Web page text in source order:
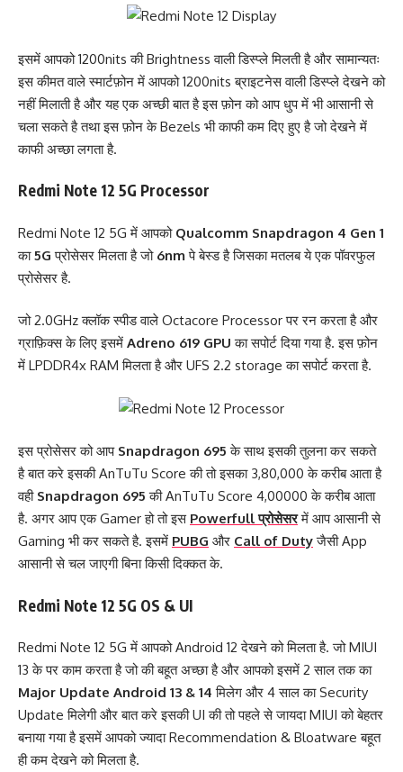
इसमें आपको 1200nits की Brightness वाली डिस्प्ले मिलती है और सामान्यतः
इस कीमत वाले स्मार्टफ़ोन में आपको 1200nits ब्राइटनेस वाली डिस्प्ले देखने को
नहीं मिलाती है और यह एक अच्छी बात है इस फ़ोन को आप धुप में भी आसानी से
चला सकते है तथा इस फ़ोन के Bezels भी काफी कम दिए हुए है जो देखने में
काफी अच्छा लगता है.
Redmi Note 12 5G Processor
Redmi Note 12 5G में आपको Qualcomm Snapdragon 4 Gen 1
का5Gप्रोसेसर मिलता है जो 6nmपे बेस्ड है जिसका मतलब ये एक पॉवरफुल
प्रोसेसर है.
जो 2.0GHz क्लॉक स्पीड वाले Octacore Processor पर रन करता है और
ग्राफ़िक्स के लिए इसमें Adreno 619 GPUका सपोर्ट दिया गया है. इस फ़ोन
में LPDDR4x RAM मिलता है और UFS 2.2 storage का सपोर्ट करता है.
इस प्रोसेसर को आप Snapdragon 695के साथ इसकी तुलना कर सकते
है बात करे इसकी AnTuTu Score की तो इसका 3,80,000 के करीब आता है
वही Snapdragon 695की AnTuTu Score 4,00000 के करीब आता
है. अगर आप एक Gamer हो तो इस Powerfull प्रोसेसरमें आप आसानी से
Gaming भी कर सकते है. इसमें PUBG और Call of Dutyजैसी App
आसानी से चल जाएगी बिना किसी दिक्कत के.
Redmi Note 12 5G OS & UI
Redmi Note 12 5G में आपको Android 12 देखने को मिलता है. जो MIUI
13 के पर काम करता है जो की बहूत अच्छा है और आपको इसमें 2 साल तक का
Major Update Android 13 & 14 मिलेग और 4 साल का Security
Update मिलेगी और बात करे इसकी UI की तो पहले से जायदा MIUI को बेहतर
बनाया गया है इसमें आपको ज्यादा Recommendation & Bloatware बहूत
ही कम देखने को मिलता है.